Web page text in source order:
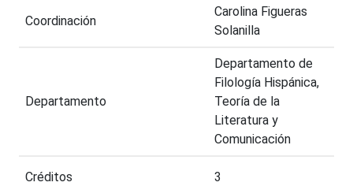
Coordinación
Carolina Figueras
Solanilla
Departamento
Departamento de
Filología Hispánica,
Teoría de la
Literatura y
Comunicación
Créditos 3